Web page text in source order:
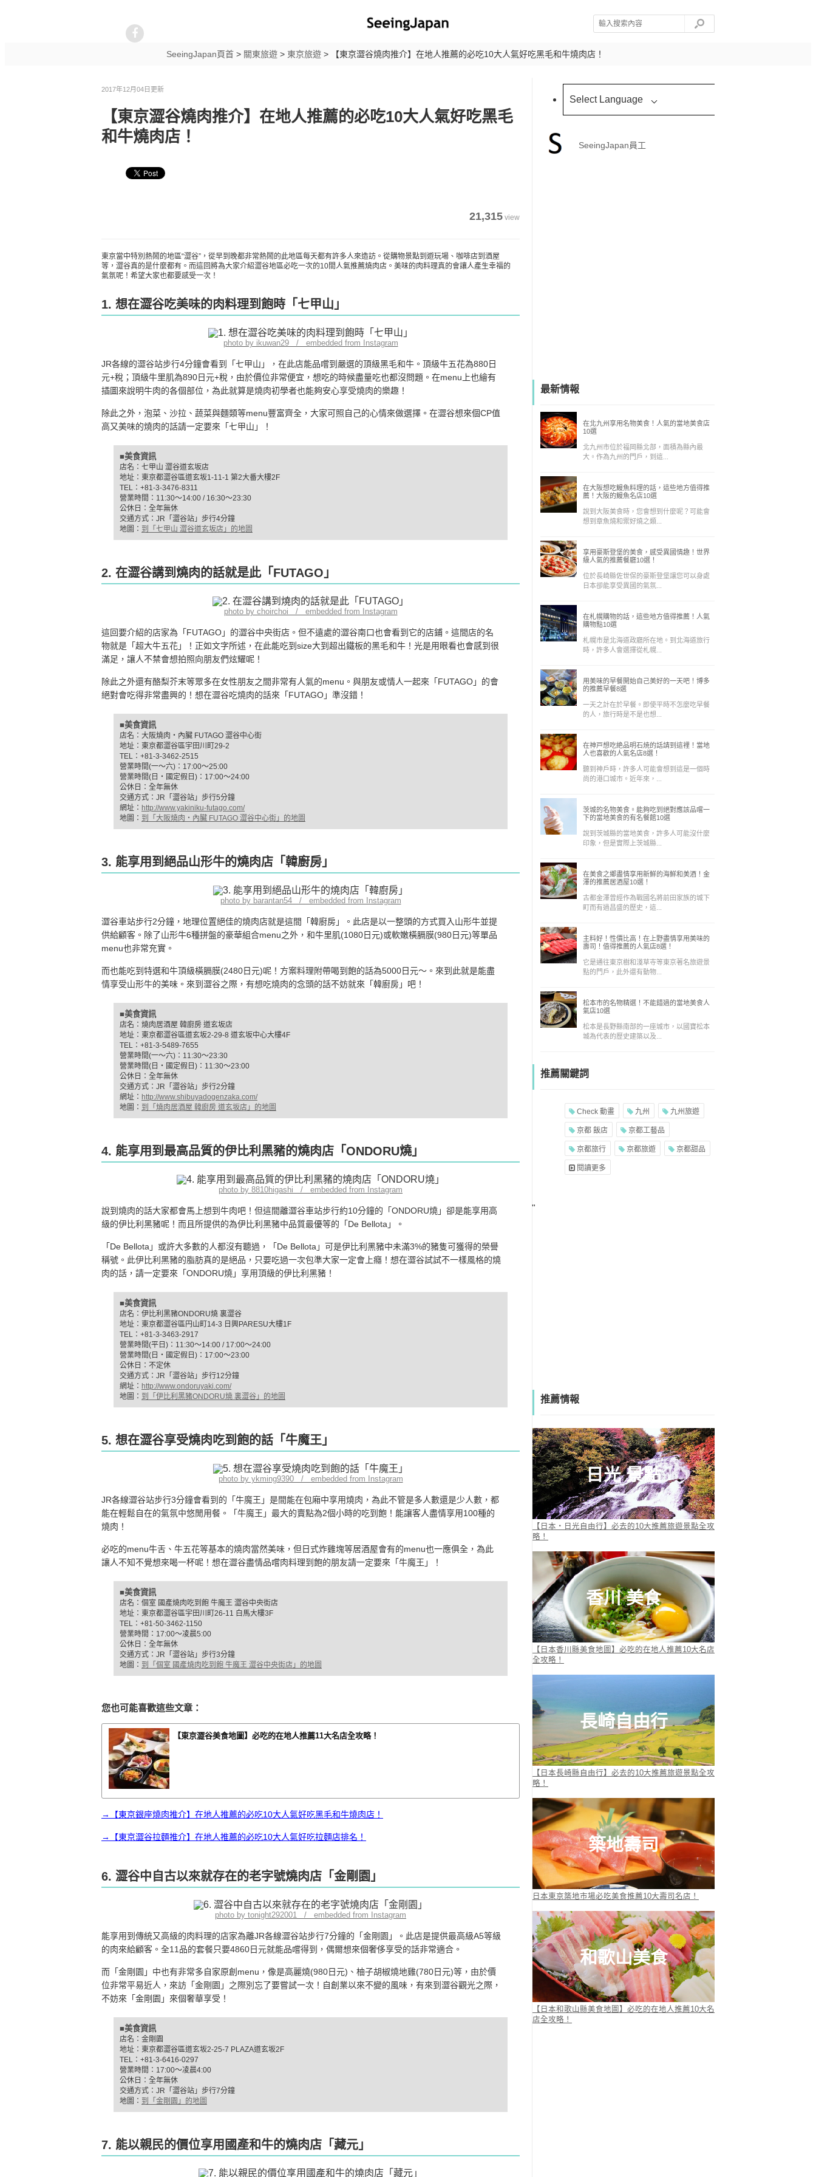
SeeingJapan頁首> 關東旅遊> 東京旅遊> 【東京澀谷燒肉推介】在地人推薦的必吃10大人氣好吃黑毛和牛燒肉店！
2017年12月04日更新
【東京澀谷燒肉推介】在地人推薦的必吃10大人氣好吃黑毛
和牛燒肉店！
21,315 view
東京當中特別熱鬧的地區“澀谷”，從早到晚都非常熱鬧的此地區每天都有許多人來造訪。從購物景點到遊玩場、咖啡店到酒屋
等，澀谷真的是什麼都有。而這回將為大家介紹澀谷地區必吃一次的10間人氣推薦燒肉店。美味的肉料理真的會讓人產生幸福的
氣氛呢！希望大家也都要感受一次！
1. 想在澀谷吃美味的肉料理到飽時「七甲山」
photo by ikuwan29 / embedded from Instagram
JR各線的澀谷站步行4分鐘會看到「七甲山」，在此店能品嚐到嚴選的頂級黑毛和牛。頂級牛五花為880日
元+稅；頂級牛里肌為890日元+稅，由於價位非常便宜，想吃的時候盡量吃也都沒問題。在menu上也繪有
插圖來說明牛肉的各個部位，為此就算是燒肉初學者也能夠安心享受燒肉的樂趣！
除此之外，泡菜、沙拉、蔬菜與麵類等menu豐富齊全，大家可照自己的心情來做選擇。在澀谷想來個CP值
高又美味的燒肉的話請一定要來「七甲山」！
■美食資訊
店名：七甲山 澀谷道玄坂店
地址：東京都澀谷區道玄坂1-11-1 第2大番大樓2F
TEL：+81-3-3476-8311
營業時間：11:30〜14:00 / 16:30〜23:30
公休日：全年無休
交通方式：JR「澀谷站」步行4分鐘
地圖： 到「七甲山 澀谷道玄坂店」的地圖
2. 在澀谷講到燒肉的話就是此「FUTAGO」
photo by choirchoi / embedded from Instagram
這回要介紹的店家為「FUTAGO」的澀谷中央街店。但不遠處的澀谷南口也會看到它的店鋪。這間店的名
物就是「超大牛五花」！正如文字所述，在此能吃到size大到超出鐵板的黑毛和牛！光是用眼看也會感到很
滿足，讓人不禁會想拍照向朋友們炫耀呢！
除此之外還有酪梨芥末等眾多在女性朋友之間非常有人氣的menu。與朋友或情人一起來「FUTAGO」的會
絕對會吃得非常盡興的！想在澀谷吃燒肉的話來「FUTAGO」準沒錯！
■美食資訊
店名：大阪燒肉‧內臟 FUTAGO 澀谷中心街
地址：東京都澀谷區宇田川町29-2
TEL：+81-3-3462-2515
營業時間(一〜六)：17:00〜25:00
營業時間(日‧國定假日)：17:00〜24:00
公休日：全年無休
交通方式：JR「澀谷站」步行5分鐘
網址： http://www.yakiniku-futago.com/
地圖： 到「大阪燒肉‧內臟 FUTAGO 澀谷中心街」的地圖
3. 能享用到絕品山形牛的燒肉店「韓廚房」
photo by barantan54 / embedded from Instagram
澀谷車站步行2分鐘，地理位置絕佳的燒肉店就是這間「韓廚房」。此店是以一整頭的方式買入山形牛並提
供給顧客。除了山形牛6種拼盤的豪華組合menu之外，和牛里肌(1080日元)或軟嫩橫膈膜(980日元)等單品
menu也非常充實。
而也能吃到特選和牛頂級橫膈膜(2480日元)呢！方案料理附帶喝到飽的話為5000日元〜。來到此就是能盡
情享受山形牛的美味。來到澀谷之際，有想吃燒肉的念頭的話不妨就來「韓廚房」吧！
■美食資訊
店名：燒肉居酒屋 韓廚房 道玄坂店
地址：東京都澀谷區道玄坂2-29-8 道玄坂中心大樓4F
TEL：+81-3-5489-7655
營業時間(一〜六)：11:30〜23:30
營業時間(日‧國定假日)：11:30〜23:00
公休日：全年無休
交通方式：JR「澀谷站」步行2分鐘
網址： http://www.shibuyadogenzaka.com/
地圖： 到「燒肉居酒屋 韓廚房 道玄坂店」的地圖
4. 能享用到最高品質的伊比利黑豬的燒肉店「ONDORU燒」
photo by 8810higashi / embedded from Instagram
說到燒肉的話大家都會馬上想到牛肉吧！但這間離澀谷車站步行約10分鐘的「ONDORU燒」卻是能享用高
級的伊比利黑豬呢！而且所提供的為伊比利黑豬中品質最優等的「De Bellota」。
「De Bellota」或許大多數的人都沒有聽過，「De Bellota」可是伊比利黑豬中未滿3%的豬隻可獲得的榮譽
稱號。此伊比利黑豬的脂肪真的是絕品，只要吃過一次包準大家一定會上癮！想在澀谷試試不一樣風格的燒
肉的話，請一定要來「ONDORU燒」享用頂級的伊比利黑豬！
■美食資訊
店名：伊比利黑豬ONDORU燒 裏澀谷
地址：東京都澀谷區円山町14-3 日興PARESU大樓1F
TEL：+81-3-3463-2917
營業時間(平日)：11:30〜14:00 / 17:00〜24:00
營業時間(日‧國定假日)：17:00〜23:00
公休日：不定休
交通方式：JR「澀谷站」步行12分鐘
網址： http://www.ondoruyaki.com/
地圖： 到「伊比利黑豬ONDORU燒 裏澀谷」的地圖
5. 想在澀谷享受燒肉吃到飽的話「牛魔王」
photo by ykming9390 / embedded from Instagram
JR各線澀谷站步行3分鐘會看到的「牛魔王」是間能在包廂中享用燒肉，為此不管是多人數還是少人數，都
能在輕鬆自在的氣氛中悠閒用餐。「牛魔王」最大的賣點為2個小時的吃到飽！能讓客人盡情享用100種的
燒肉！
必吃的menu牛舌、牛五花等基本的燒肉當然美味，但日式炸雞塊等居酒屋會有的menu也一應俱全，為此
讓人不知不覺想來喝一杯呢！想在澀谷盡情品嚐肉料理到飽的朋友請一定要來「牛魔王」！
■美食資訊
店名：個室 國產燒肉吃到飽 牛魔王 澀谷中央街店
地址：東京都澀谷區宇田川町26-11 白馬大樓3F
TEL：+81-50-3462-1150
營業時間：17:00〜凌晨5:00
公休日：全年無休
交通方式：JR「澀谷站」步行3分鐘
地圖： 到「個室 國產燒肉吃到飽 牛魔王 澀谷中央街店」的地圖
您也可能喜歡這些文章：
【東京澀谷美食地圖】必吃的在地人推薦11大名店全攻略！
→【東京銀座燒肉推介】在地人推薦的必吃10大人氣好吃黑毛和牛燒肉店！
→【東京澀谷拉麵推介】在地人推薦的必吃10大人氣好吃拉麵店排名！
6. 澀谷中自古以來就存在的老字號燒肉店「金剛園」
photo by tonight292001 / embedded from Instagram
能享用到傳統又高級的肉料理的店家為離JR各線澀谷站步行7分鐘的「金剛園」。此店是提供最高級A5等級
的肉來給顧客。全11品的套餐只要4860日元就能品嚐得到，偶爾想來個奢侈享受的話非常適合。
而「金剛園」中也有非常多自家原創menu，像是高麗燒(980日元)、柚子胡椒燒地雞(780日元)等，由於價
位非常平易近人，來訪「金剛園」之際別忘了要嘗試一次！自創業以來不變的風味，有來到澀谷觀光之際，
不妨來「金剛園」來個奢華享受！
■美食資訊
店名：金剛園
地址：東京都澀谷區道玄坂2-25-7 PLAZA道玄坂2F
TEL：+81-3-6416-0297
營業時間：17:00〜凌晨4:00
公休日：全年無休
交通方式：JR「澀谷站」步行7分鐘
地圖： 到「金剛園」的地圖
7. 能以親民的價位享用國產和牛的燒肉店「藏元」
Select Language
SeeingJapan員工
最新情報
在北九州享用名物美食！人氣的當地美食店
10選
北九州市位於福岡縣北部，面積為縣內最
大。作為九州的門戶，到這...
在大阪想吃鰻魚料理的話，這些地方值得推
薦！大阪的鰻魚名店10選
說到大阪美食時，您會想到什麼呢？可能會
想到章魚燒和禦好燒之類...
享用豪斯登堡的美食，感受異國情趣！世界
級人氣的推薦餐廳10選！
位於長崎縣佐世保的豪斯登堡讓您可以身處
日本卻能享受異國的氣氛...
在札幌購物的話，這些地方值得推薦！人氣
購物點10選
札幌市是北海道政廳所在地。到北海道旅行
時，許多人會選擇從札幌...
用美味的早餐開始自己美好的一天吧！博多
的推薦早餐8選
一天之計在於早餐。即使平時不怎麼吃早餐
的人，旅行時是不是也想...
在神戸想吃絶品明石焼的話請到這裡！當地
人也喜歡的人氣名店8選！
聽到神戶時，許多人可能會想到這是一個時
尚的港口城市。近年來，...
茨城的名物美食。能夠吃到絕對應該品嚐一
下的當地美食的有名餐館10選
說到茨城縣的當地美食，許多人可能沒什麼
印象，但是實際上茨城縣...
在美食之鄉盡情享用新鮮的海鮮和美酒！金
澤的推薦居酒屋10選！
古都金澤曾經作為戰國名將前田家族的城下
町而有過昌盛的歷史，這...
主料好！性價比高！在上野盡情享用美味的
壽司！值得推薦的人氣店8選！
它是通往東京樹和淺草寺等東京著名旅遊景
點的門戶，此外還有動物...
松本市的名物精選！不能錯過的當地美食人
氣店10選
松本是長野縣南部的一座城市，以國寶松本
城為代表的歷史建築以及...
推薦關鍵詞
Check 動畫 九州 九州旅遊
京都 飯店 京都工藝品
京都旅行 京都旅遊 京都甜品
閱讀更多
"
推薦情報
日光 景點
【日本・日光自由行】必去的10大推薦旅遊景點全攻
略！
香川 美食
【日本香川縣美食地圖】必吃的在地人推薦10大名店
全攻略！
長崎自由行
【日本長崎縣自由行】必去的10大推薦旅遊景點全攻
略！
築地壽司
日本東京築地市場必吃美食推薦10大壽司名店！
和歌山美食
【日本和歌山縣美食地圖】必吃的在地人推薦10大名
店全攻略！